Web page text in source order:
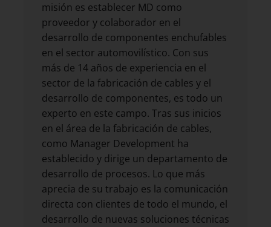
misión es establecer MD como
proveedor y colaborador en el
desarrollo de componentes enchufables
en el sector automovilístico. Con sus
más de 14 años de experiencia en el
sector de la fabricación de cables y el
desarrollo de componentes, es todo un
experto en este campo. Tras sus inicios
en el área de la fabricación de cables,
como Manager Development ha
establecido y dirige un departamento de
desarrollo de procesos. Lo que más
aprecia de su trabajo es la comunicación
directa con clientes de todo el mundo, el
desarrollo de nuevas soluciones técnicas